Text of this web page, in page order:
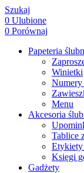
Szukaj
0 Ulubione
0 Porównaj
Papeteria
Winietki
Numery
Menu
Akcesoria
Tablice
Etykiety
Księgi
Gadżety